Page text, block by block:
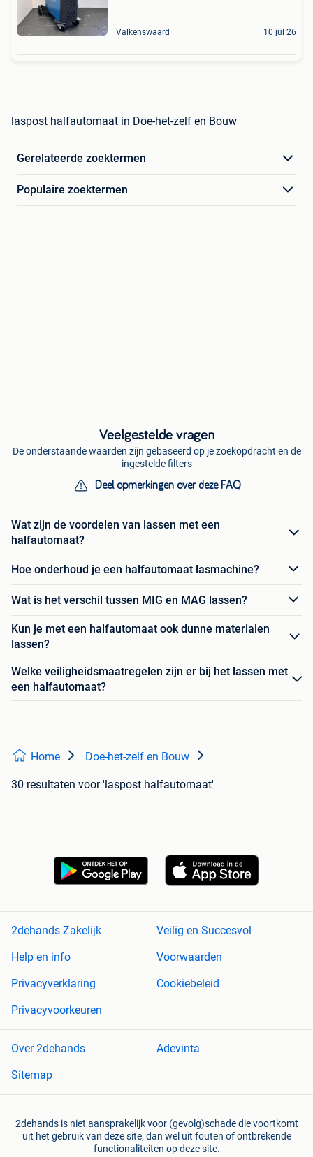
Valkenswaard 10 jul 26
laspost halfautomaat in Doe-het-zelf en Bouw
Gerelateerde zoektermen
Populaire zoektermen
Veelgestelde vragen
De onderstaande waarden zijn gebaseerd op je zoekopdracht en de
ingestelde filters
Deel opmerkingen over deze FAQ
Wat zijn de voordelen van lassen met een
halfautomaat?
Hoe onderhoud je een halfautomaat lasmachine?
Wat is het verschil tussen MIG en MAG lassen?
Kun je met een halfautomaat ook dunne materialen
lassen?
Welke veiligheidsmaatregelen zijn er bij het lassen met
een halfautomaat?
Home Doe-het-zelf en Bouw
30 resultaten voor 'laspost halfautomaat'
2dehands Zakelijk
Veilig en Succesvol
Help en info
Voorwaarden
Privacyverklaring
Cookiebeleid
Privacyvoorkeuren
Over 2dehands
Adevinta
Sitemap
2dehands is niet aansprakelijk voor (gevolg)schade die voortkomt
uit het gebruik van deze site, dan wel uit fouten of ontbrekende
functionaliteiten op deze site.